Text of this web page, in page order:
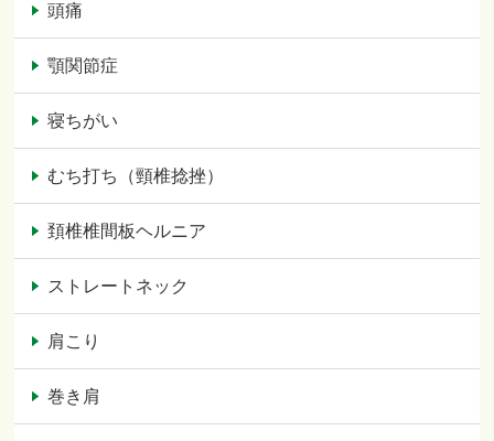
頭痛
顎関節症
寝ちがい
むち打ち（頸椎捻挫）
頚椎椎間板ヘルニア
ストレートネック
肩こり
巻き肩